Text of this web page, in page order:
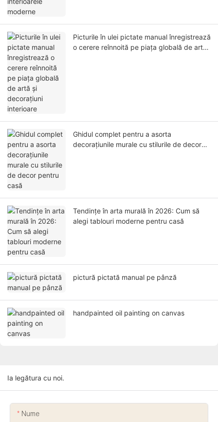
Picturile în ulei pictate manual înregistrează
o cerere reînnoită pe piața globală de artă
Ghidul complet pentru a asorta
decorațiunile murale cu stilurile de decor
Tendințe în arta murală în 2026: Cum să
alegi tablouri moderne pentru casă
pictură pictată manual pe pânză
handpainted oil painting on canvas
Ia legătura cu noi.
Nume